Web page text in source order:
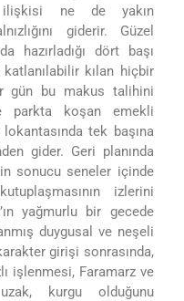
ilişkisi ne de yakın
giderir. Güzel
hazırladığı dört başı
katlanılabilir kılan hiçbir
gün bu makus talihini
parkta koşan emekli
tek başına
gider. Geri planında
sonucu seneler içinde
izlerini
yağmurlu bir gecede
duygusal ve neşeli
girişi sonrasında,
işlenmesi, Faramarz ve
kurgu olduğunu